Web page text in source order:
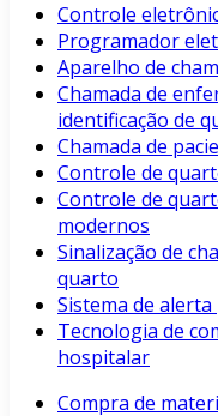
Controle
Programador
Aparelho de
Chamada de
identificação de
Chamada de
Controle de
Controle de
modernos
Sinalização de
quarto
Sistema de
Tecnologia de
hospitalar
Compra de